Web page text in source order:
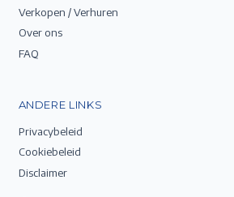
Verkopen / Verhuren
Over ons
FAQ
ANDERE LINKS
Privacybeleid
Cookiebeleid
Disclaimer